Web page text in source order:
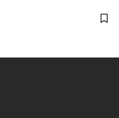
儲